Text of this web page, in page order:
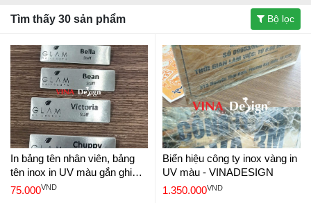
Tìm thấy 30 sản phẩm Bộ lọc
In bảng tên nhân viên, bảng
tên inox in UV màu gắn ghim
cài mặt sau - VINADESIGN
75.000VND
Biển hiệu công ty inox vàng in
UV màu - VINADESIGN
1.350.000VND